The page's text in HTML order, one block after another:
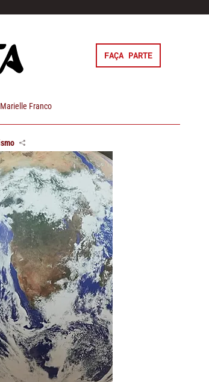
FAÇA PARTE
Franco